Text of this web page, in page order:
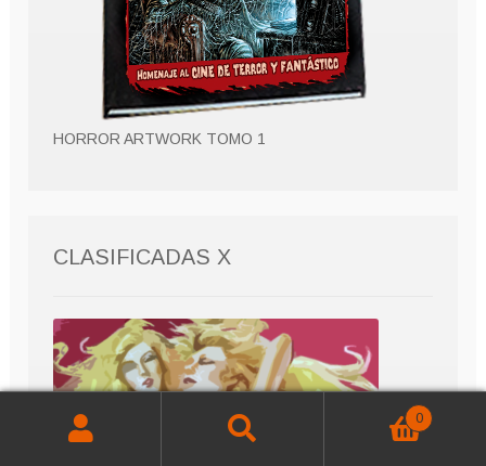
HORROR ARTWORK TOMO 1
CLASIFICADAS X
Buscar
0